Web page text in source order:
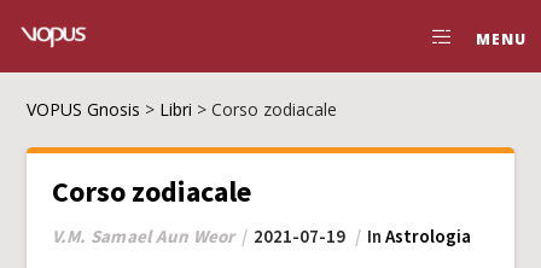
MENU
VOPUS Gnosis > Libri >Corso zodiacale
Corso zodiacale
V.M. Samael Aun Weor 2021-07-19 In Astrologia